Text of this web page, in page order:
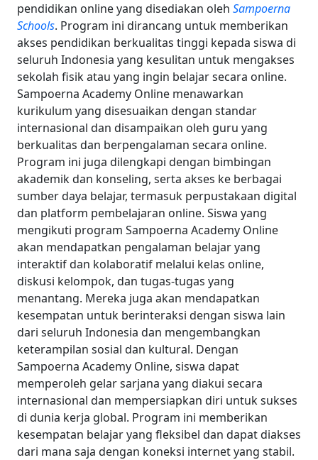
pendidikan online yang disediakan oleh Sampoerna
Schools. Program ini dirancang untuk memberikan
akses pendidikan berkualitas tinggi kepada siswa di
seluruh Indonesia yang kesulitan untuk mengakses
sekolah fisik atau yang ingin belajar secara online.
Sampoerna Academy Online menawarkan
kurikulum yang disesuaikan dengan standar
internasional dan disampaikan oleh guru yang
berkualitas dan berpengalaman secara online.
Program ini juga dilengkapi dengan bimbingan
akademik dan konseling, serta akses ke berbagai
sumber daya belajar, termasuk perpustakaan digital
dan platform pembelajaran online. Siswa yang
mengikuti program Sampoerna Academy Online
akan mendapatkan pengalaman belajar yang
interaktif dan kolaboratif melalui kelas online,
diskusi kelompok, dan tugas-tugas yang
menantang. Mereka juga akan mendapatkan
kesempatan untuk berinteraksi dengan siswa lain
dari seluruh Indonesia dan mengembangkan
keterampilan sosial dan kultural. Dengan
Sampoerna Academy Online, siswa dapat
memperoleh gelar sarjana yang diakui secara
internasional dan mempersiapkan diri untuk sukses
di dunia kerja global. Program ini memberikan
kesempatan belajar yang fleksibel dan dapat diakses
dari mana saja dengan koneksi internet yang stabil.